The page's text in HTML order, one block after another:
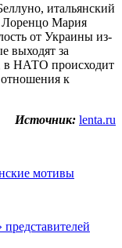
итальянский
Мария
от Украины из-
выходят за
в НАТО происходит
отношения к
Источник: lenta.ru
мотивы